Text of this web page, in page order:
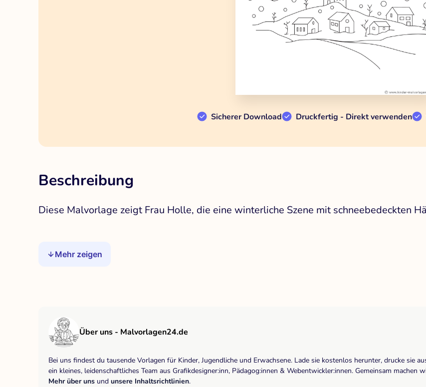
Sicherer Download Druckfertig - Direkt verwenden
Beschreibung
Diese Malvorlage zeigt Frau Holle, die eine winterliche Szene mit schneebedeckten
Mehr zeigen
Über uns - Malvorlagen24.de
Bei uns findest du tausende Vorlagen für Kinder, Jugendliche und Erwachsene. Lade sie kostenlos herunter, drucke sie
ein kleines, leidenschaftliches Team aus Grafikdesigner:inn, Pädagog:innen & Webentwickler:innen. Gemeinsam
Mehr über uns und unsere Inhaltsrichtlinien.